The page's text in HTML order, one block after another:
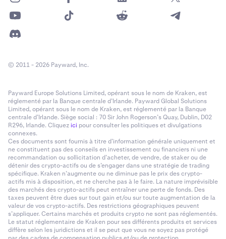
© 2011 - 2026 Payward, Inc.
Payward Europe Solutions Limited, opérant sous le nom de Kraken, est
réglementé par la Banque centrale d’Irlande. Payward Global Solutions
Limited, opérant sous le nom de Kraken, est réglementé par la Banque
centrale d’Irlande. Siège social : 70 Sir John Rogerson’s Quay, Dublin, D02
R296, Irlande. Cliquezici pour consulter les politiques et divulgations
connexes.
Ces documents sont fournis à titre d’information générale uniquement et
ne constituent pas des conseils en investissement ou financiers ni une
recommandation ou sollicitation d’acheter, de vendre, de staker ou de
détenir des crypto-actifs ou de s’engager dans une stratégie de trading
spécifique. Kraken n’augmente ou ne diminue pas le prix des crypto-
actifs mis à disposition, et ne cherche pas à le faire. La nature imprévisible
des marchés des crypto-actifs peut entraîner une perte de fonds. Des
taxes peuvent être dues sur tout gain et/ou sur toute augmentation de la
valeur de vos crypto-actifs. Des restrictions géographiques peuvent
s’appliquer. Certains marchés et produits crypto ne sont pas réglementés.
Le statut réglementaire de Kraken pour ses différents produits et services
diffère selon les juridictions et il se peut que vous ne soyez pas protégé